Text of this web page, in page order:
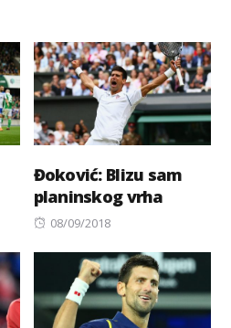
Đoković: Blizu sam
planinskog vrha
Posted
08/09/2018